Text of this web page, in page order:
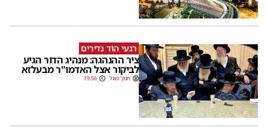
רגעי הוד נדירים
ציר ההנהגה: מנהיג הדור הגיע
לביקור אצל האדמו"ר מבעלזא
חנוך פוגל 19:56